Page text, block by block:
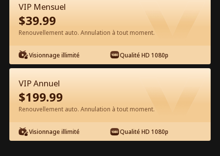
Épisode 56 - Prends-moi Hadès, je
meurs Film complet
0-49 50-74 Tous les épisodes
VIP Mensuel
$39.99
Renouvellement auto. Annulation à tout moment.
Visionnage illimité Qualité HD 1080p
VIP Annuel
$199.99
Renouvellement auto. Annulation à tout moment.
Visionnage illimité Qualité HD 1080p